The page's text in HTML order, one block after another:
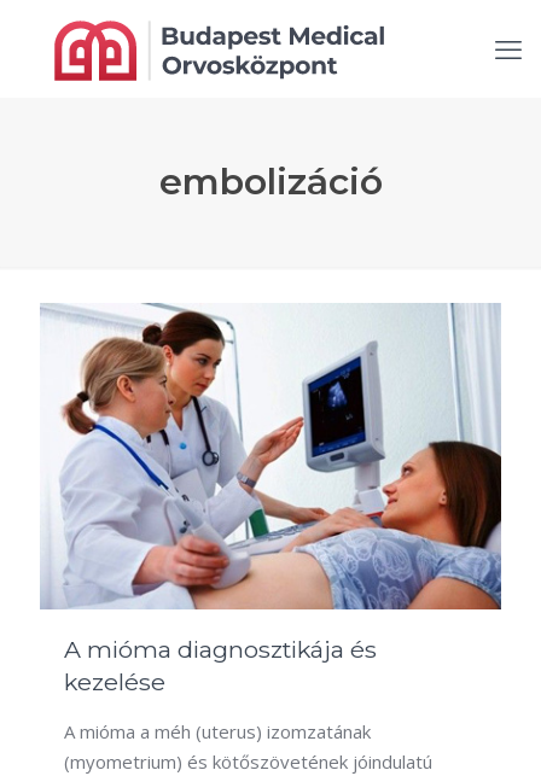
embolizáció
A mióma diagnosztikája és
kezelése
A mióma a méh (uterus) izomzatának
(myometrium) és kötőszövetének jóindulatú